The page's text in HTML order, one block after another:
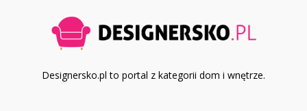
Designersko.pl to portal z kategorii dom i wnętrze.